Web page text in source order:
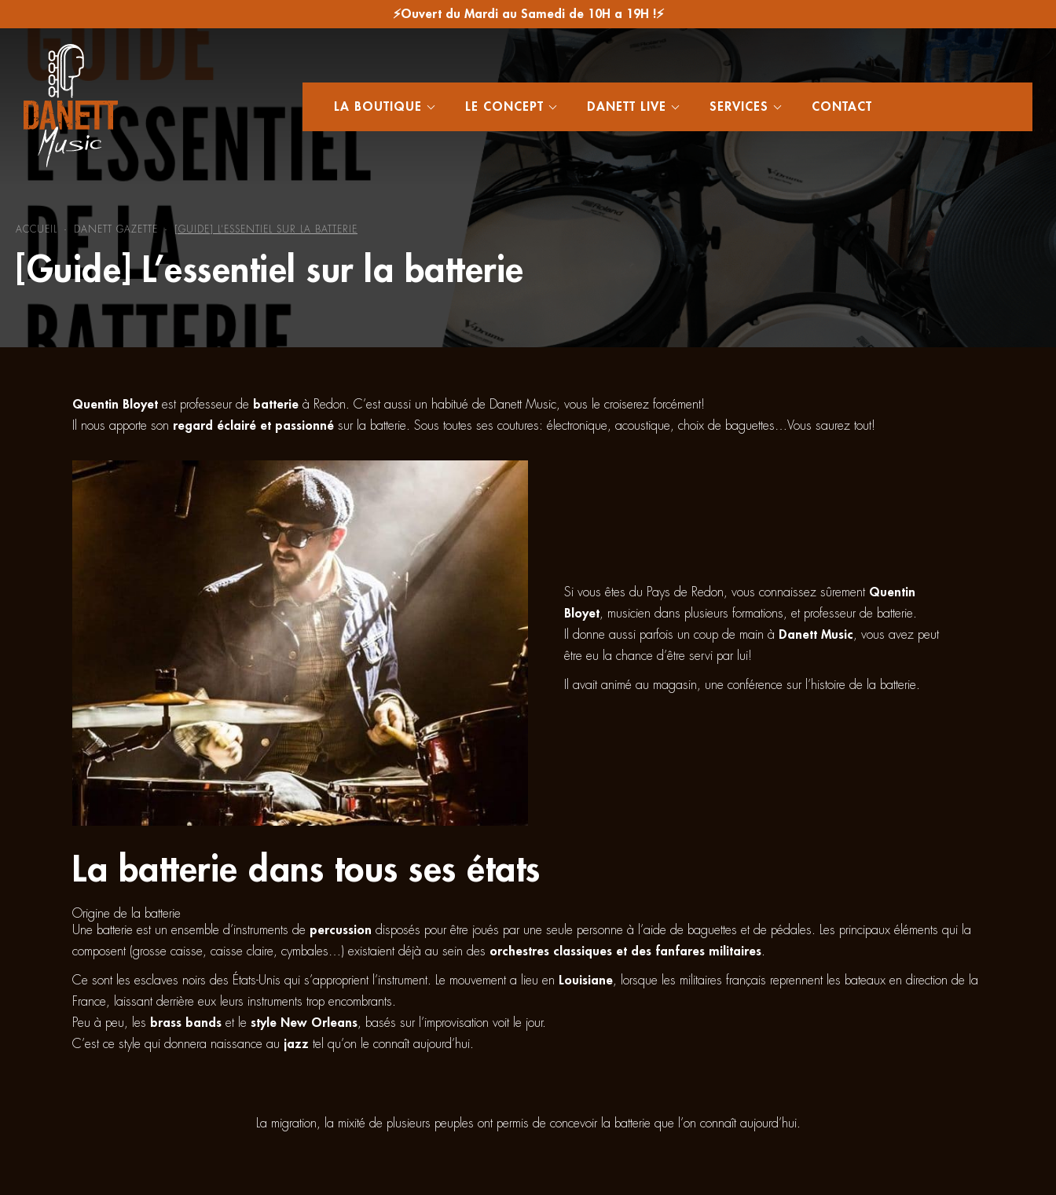
⚡Ouvert du Mardi au Samedi de 10H a 19H !⚡
LA BOUTIQUE LE CONCEPT DANETT LIVE SERVICES CONTACT
ACCUEIL - DANETT GAZETTE - [GUIDE] L’ESSENTIEL SUR LA BATTERIE
[Guide] L’essentiel sur la batterie
Quentin Bloyet est professeur de batterie à Redon. C’est aussi un habitué de Danett Music, vous le croiserez forcément!
Il nous apporte son regard éclairé et passionné sur la batterie. Sous toutes ses coutures: électronique, acoustique, choix de baguettes…Vous saurez tout!
Si vous êtes du Pays de Redon, vous connaissez sûrement Quentin
Bloyet , musicien dans plusieurs formations, et professeur de batterie.
Il donne aussi parfois un coup de main à Danett Music , vous avez peut
être eu la chance d’être servi par lui!
Il avait animé au magasin, une conférence sur l’histoire de la batterie.
La batterie dans tous ses états
Origine de la batterie
Une batterie est un ensemble d’instruments de percussion disposés pour être joués par une seule personne à l’aide de baguettes et de pédales. Les principaux éléments qui la
composent (grosse caisse, caisse claire, cymbales…) existaient déjà au sein des orchestres classiques et des fanfares militaires
Ce sont les esclaves noirs des États-Unis qui s’approprient l’instrument. Le mouvement a lieu en Louisiane , lorsque les militaires français reprennent les bateaux en direction de la
France, laissant derrière eux leurs instruments trop encombrants.
Peu à peu, les brass bands et le style New Orleans , basés sur l’improvisation voit le jour.
C’est ce style qui donnera naissance au jazz tel qu’on le connaît aujourd’hui.
La migration, la mixité de plusieurs peuples ont permis de concevoir la batterie que l’on connaît aujourd’hui.